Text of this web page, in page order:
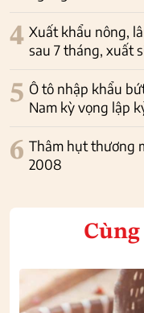
4 Xuất khẩu nông,
sau 7 tháng, xuất
5 Ô tô nhập khẩu
Nam kỳ vọng lập
6 Thâm hụt thương
2008